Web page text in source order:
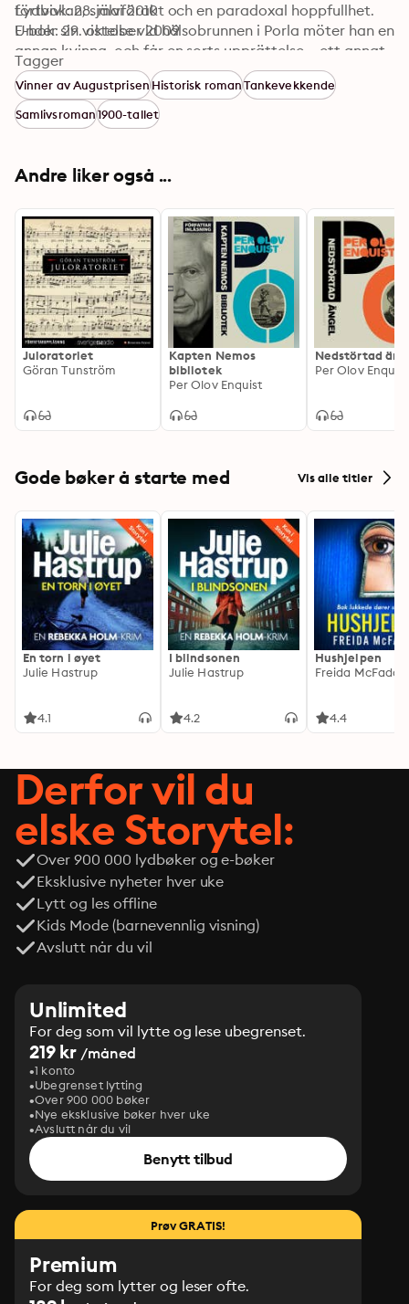
förtvivlan, självförakt och en paradoxal hoppfullhet.
Under sin vistelse vid hälsobrunnen i Porla möter han en
annan kvinna, och får en sorts upprättelse – ett annat
liv ter sig ändå möjligt. I Bengt Ohlssons breda
gestaltning framstår pastor Gregorius som en rädd och
djupt osäker man. Någon som i sitt yrke dagligen
möter människor som törstar efter kärlek, samtidigt
detta också gäller honom själv.
Lydbok: 28. mai 2010
E-bok: 29. oktober 2009
Tagger
Vinner av AugustprisenHistorisk romanTankevekkende
Samlivsroman1900-tallet
Andre liker også ...
Juloratoriet
Göran Tunström
Kapten Nemos
bibliotek
Per Olov Enquist
Nedstörtad
Per Olov Enquist
Gode bøker å starte med Vis alle titler
En torn i øyet
Julie Hastrup
4.1
I blindsonen
Julie Hastrup
4.2
Hushjelpen
Freida
4.4
Derfor vil du
elske Storytel:
Over 900 000 lydbøker og e-bøker
Eksklusive nyheter hver uke
Lytt og les offline
Kids Mode (barnevennlig visning)
Avslutt når du vil
Unlimited
For deg som vil lytte og lese ubegrenset.
219 kr /måned
1 konto
Ubegrenset lytting
Over 900 000 bøker
Nye eksklusive bøker hver uke
Avslutt når du vil
Benytt tilbud
Prøv GRATIS!
Premium
For deg som lytter og leser ofte.